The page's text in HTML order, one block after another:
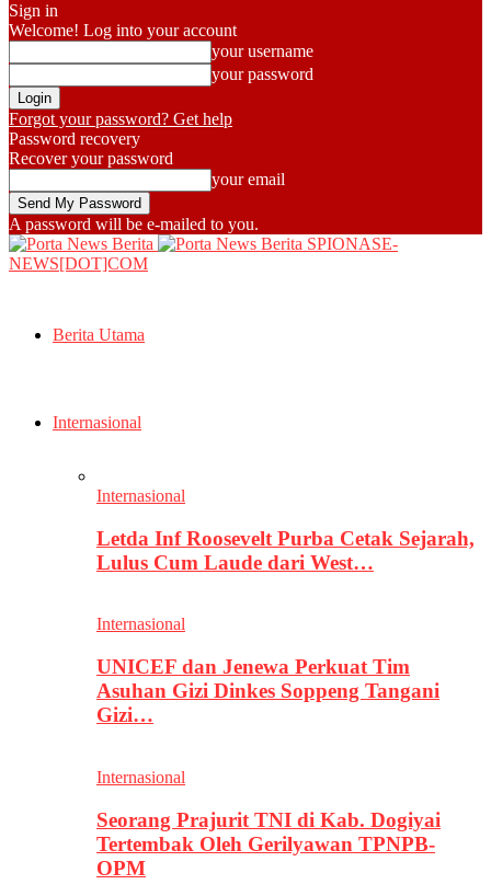
Sign in
Welcome! Log into your account
your username
your password
Forgot your password? Get help
Password recovery
Recover your password
your email
A password will be e-mailed to you.
SPIONASE-
NEWS[DOT]COM
Berita Utama
Internasional
Internasional
Letda Inf Roosevelt Purba Cetak Sejarah,
Lulus Cum Laude dari West…
Internasional
UNICEF dan Jenewa Perkuat Tim
Asuhan Gizi Dinkes Soppeng Tangani
Gizi…
Internasional
Seorang Prajurit TNI di Kab. Dogiyai
Tertembak Oleh Gerilyawan TPNPB-
OPM